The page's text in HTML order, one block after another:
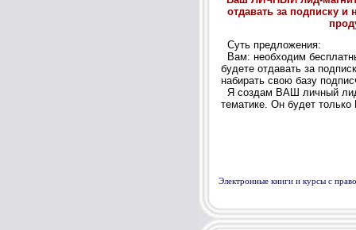
Электронные книги и курсы с